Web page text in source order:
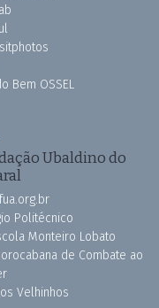
Bem OSSEL
Ubaldino do
Politécnico
Monteiro Lobato
de Combate ao
Velhinhos